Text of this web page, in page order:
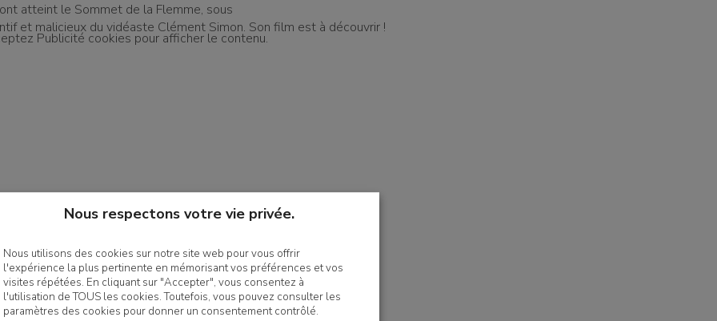
atteint le Sommet de la Flemme, sous
et malicieux du vidéaste Clément Simon. Son film est à découvrir !
Publicité cookies pour afficher le contenu.
Nous respectons votre vie privée.
Nous utilisons des cookies sur notre site web pour vous offrir
l'expérience la plus pertinente en mémorisant vos préférences et vos
visites répétées. En cliquant sur "Accepter", vous consentez à
l'utilisation de TOUS les cookies. Toutefois, vous pouvez consulter les
paramètres des cookies pour donner un consentement contrôlé.